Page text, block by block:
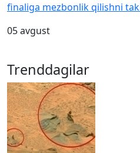
finaliga mezbonlik qilishni
05 avgust
Trenddagilar